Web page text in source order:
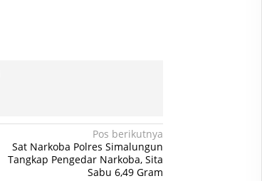
Pos berikutnya
Sat Narkoba Polres Simalungun
Tangkap Pengedar Narkoba, Sita
Sabu 6,49 Gram